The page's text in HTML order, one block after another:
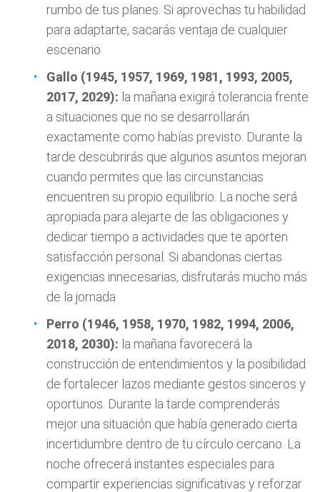
rumbo de tus planes. Si aprovechas tu habilidad
para adaptarte, sacarás ventaja de cualquier
escenario
Gallo (1945, 1957, 1969, 1981, 1993, 2005,
2017, 2029): la mañana exigirá tolerancia frente
a situaciones que no se desarrollarán
exactamente como habías previsto. Durante la
tarde descubrirás que algunos asuntos mejoran
cuando permites que las circunstancias
encuentren su propio equilibrio. La noche será
apropiada para alejarte de las obligaciones y
dedicar tiempo a actividades que te aporten
satisfacción personal. Si abandonas ciertas
exigencias innecesarias, disfrutarás mucho más
de la jornada
Perro (1946, 1958, 1970, 1982, 1994, 2006,
2018, 2030): la mañana favorecerá la
construcción de entendimientos y la posibilidad
de fortalecer lazos mediante gestos sinceros y
oportunos. Durante la tarde comprenderás
mejor una situación que había generado cierta
incertidumbre dentro de tu círculo cercano. La
noche ofrecerá instantes especiales para
compartir experiencias significativas y reforzar